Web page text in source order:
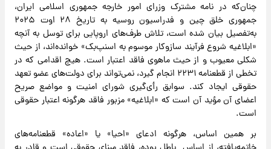
چنان‌که در نامه مشترک وزرای امور خارجه جمهوری اسلامی ایران،
جمهوری خلق چین و فدراسیون روسیه به تاریخ ۲۸ اوت ۲۰۲۵
به‌تفصیل بیان شده است، تلاش طرف‌های اروپایی برای توسل به آنچه
«ابلاغیه شروع فرآیند سازوکار موسوم به اسنپ‌بک» خوانده‌اند، از حیث
شکلی معیوب و از حیث ماهوی فاقد ‌اعتبار است. هیچ اقدامی که در
تخطی از قطعنامه ۲۲۳۱ انجام گیرد، نمی‌تواند برای دولت‌های عضو تعهد
حقوقی ایجاد کند. سوابق رأی‌گیری شورای امنیت و مواضع صریح
اعضای آن مؤید آن است که «ابلاغیه» مزبور فاقد هرگونه اعتبار حقوقی
است.
بر همین اساس، هرگونه ادعای «احیا» یا «اعاده» قطعنامه‌های